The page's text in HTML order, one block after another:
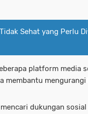
Sehat yang Perlu
platform media
membantu
dukungan